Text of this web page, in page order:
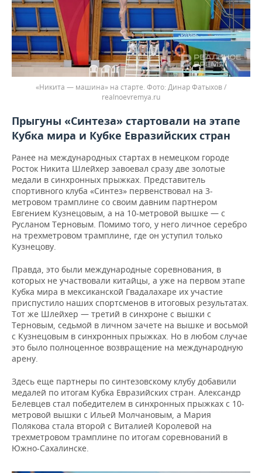
«Никита — машина» на старте.
Динар Фатыхов /
realnoevremya.ru
Прыгуны «Синтеза» стартовали на этапе
Кубка мира и Кубке Евразийских стран
Ранее на международных стартах в немецком городе
Росток Никита Шлейхер завоевал сразу две золотые
медали в синхронных прыжках. Представитель
спортивного клуба «Синтез» первенствовал на 3-
метровом трамплине со своим давним партнером
Евгением Кузнецовым, а на 10-метровой вышке — с
Русланом Терновым. Помимо того, у него личное серебро
на трехметровом трамплине, где он уступил только
Кузнецову.
Правда, это были международные соревнования, в
которых не участвовали китайцы, а уже на первом этапе
Кубка мира в мексиканской Гвадалахаре их участие
приспустило наших спортсменов в итоговых результатах.
Тот же Шлейхер — третий в синхроне с вышки с
Терновым, седьмой в личном зачете на вышке и восьмой
с Кузнецовым в синхронных прыжках. Но в любом случае
это было полноценное возвращение на международную
арену.
Здесь еще партнеры по синтезовскому клубу добавили
медалей по итогам Кубка Евразийских стран. Александр
Белевцев стал победителем в синхронных прыжках с 10-
метровой вышки с Ильей Молчановым, а Мария
Полякова стала второй с Виталией Королевой на
трехметровом трамплине по итогам соревнований в
Южно-Сахалинске.